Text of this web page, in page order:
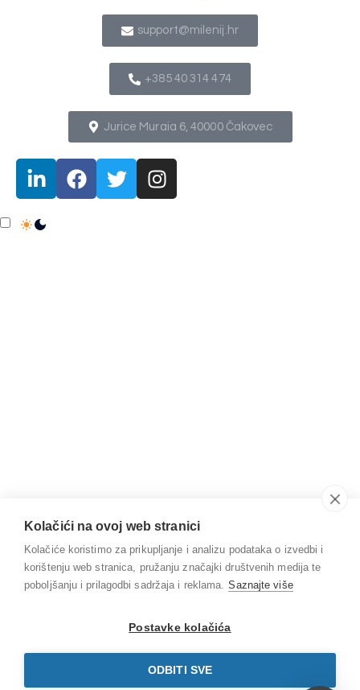
support@milenij.hr
+385 40 314 474
Jurice Muraia 6, 40000 Čakovec
Kolačići na ovoj web stranici
Kolačiće koristimo za prikupljanje i analizu podataka o izvedbi i
korištenju web stranica, pružanju značajki društvenih medija te
poboljšanju i prilagodbi sadržaja i reklama. Saznajte više
Postavke kolačića
ODBITI SVE